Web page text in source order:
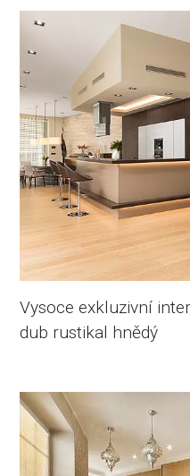
Vysoce exkluzivní
dub rustikal hnědý